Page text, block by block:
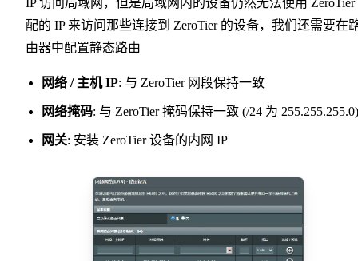
配的 IP 来访问那些连接到 ZeroTier 的设备，我们还需要在
由器中配置静态路由
网络 / 主机 IP: 与 ZeroTier 网段保持一致
网络掩码: 与 ZeroTier 掩码保持一致 (/24 为 255.255.255.0)
网关: 安装 ZeroTier 设备的内网 IP